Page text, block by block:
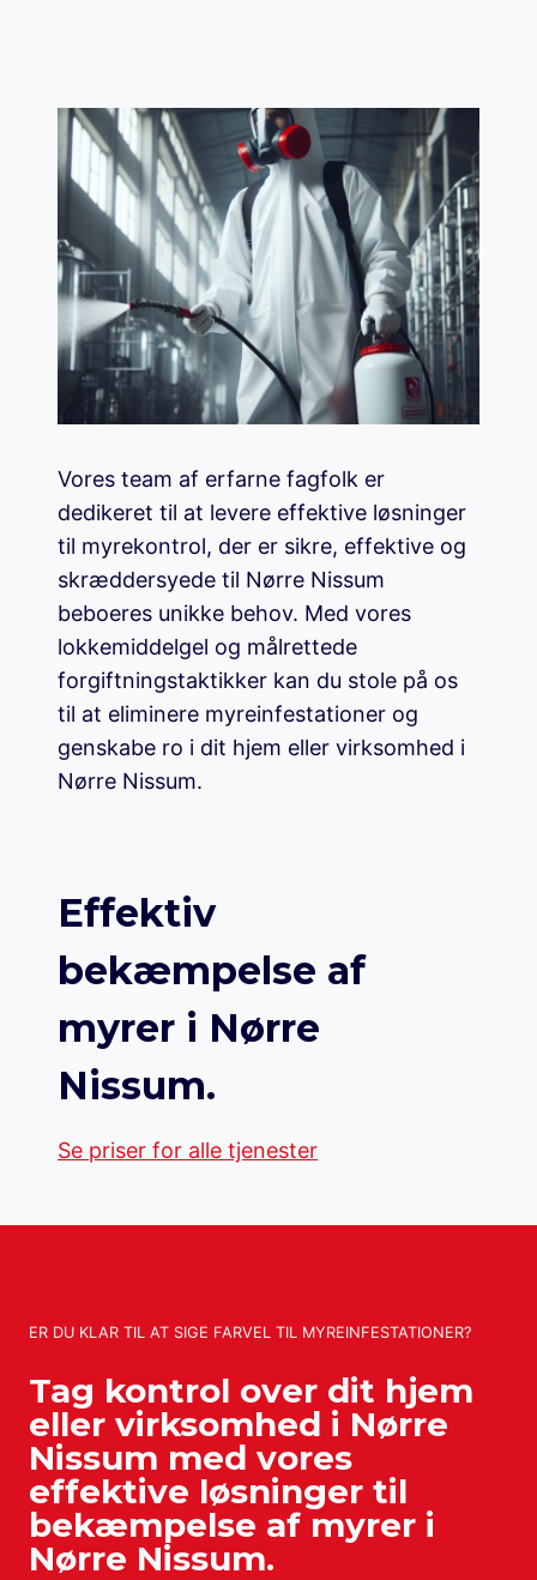
Vores team af erfarne fagfolk er
dedikeret til at levere effektive løsninger
til myrekontrol, der er sikre, effektive og
skræddersyede til Nørre Nissum
beboeres unikke behov. Med vores
lokkemiddelgel og målrettede
forgiftningstaktikker kan du stole på os
til at eliminere myreinfestationer og
genskabe ro i dit hjem eller virksomhed i
Nørre Nissum.
Effektiv
bekæmpelse af
myrer i Nørre
Nissum.
Se priser for alle tjenester
ER DU KLAR TIL AT SIGE FARVEL TIL MYREINFESTATIONER?
Tag kontrol over dit hjem
eller virksomhed i Nørre
Nissum med vores
effektive løsninger til
bekæmpelse af myrer i
Nørre Nissum.